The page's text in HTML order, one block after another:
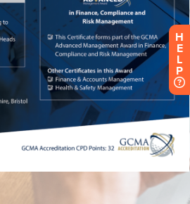
H
E
L
P